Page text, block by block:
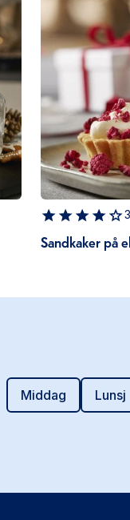
Sandkaker på
Middag Lunsj